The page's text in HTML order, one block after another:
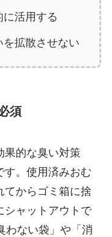
活用する
拡散させない
須
果的な臭い対策
す。使用済みおむ
てからゴミ箱に捨
シャットアウトで
わない袋」や「消